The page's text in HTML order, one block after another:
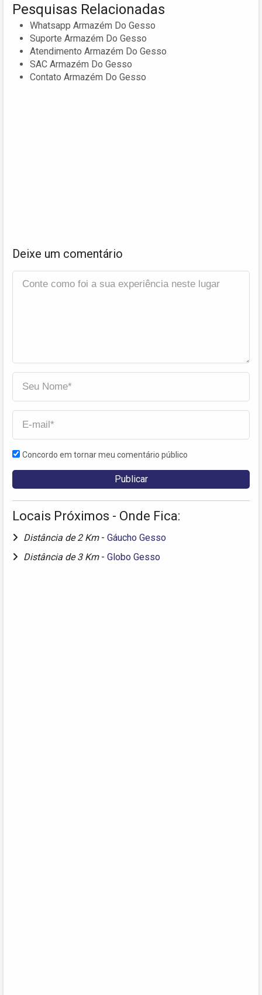
Pesquisas Relacionadas
Whatsapp Armazém Do Gesso
Suporte Armazém Do Gesso
Atendimento Armazém Do Gesso
SAC Armazém Do Gesso
Contato Armazém Do Gesso
Deixe um comentário
Concordo em tornar meu comentário público
Locais Próximos - Onde Fica:
Distância de 2 Km - Gáucho Gesso
Distância de 3 Km - Globo Gesso